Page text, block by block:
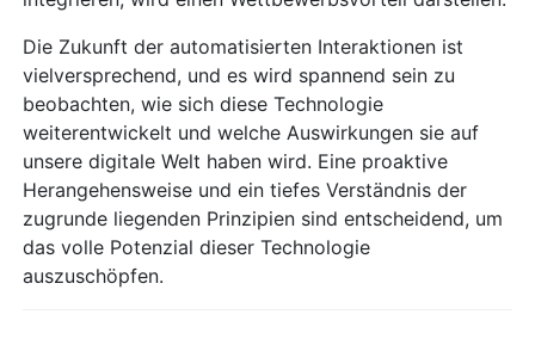
Die Zukunft der automatisierten Interaktionen ist
vielversprechend, und es wird spannend sein zu
beobachten, wie sich diese Technologie
weiterentwickelt und welche Auswirkungen sie auf
unsere digitale Welt haben wird. Eine proaktive
Herangehensweise und ein tiefes Verständnis der
zugrunde liegenden Prinzipien sind entscheidend, um
das volle Potenzial dieser Technologie
auszuschöpfen.